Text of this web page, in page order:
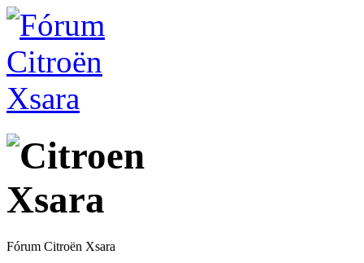
Fórum Citroën Xsara